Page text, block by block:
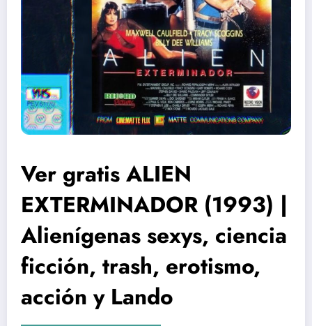
Ver gratis ALIEN
EXTERMINADOR (1993) |
Alienígenas sexys, ciencia
ficción, trash, erotismo,
acción y Lando